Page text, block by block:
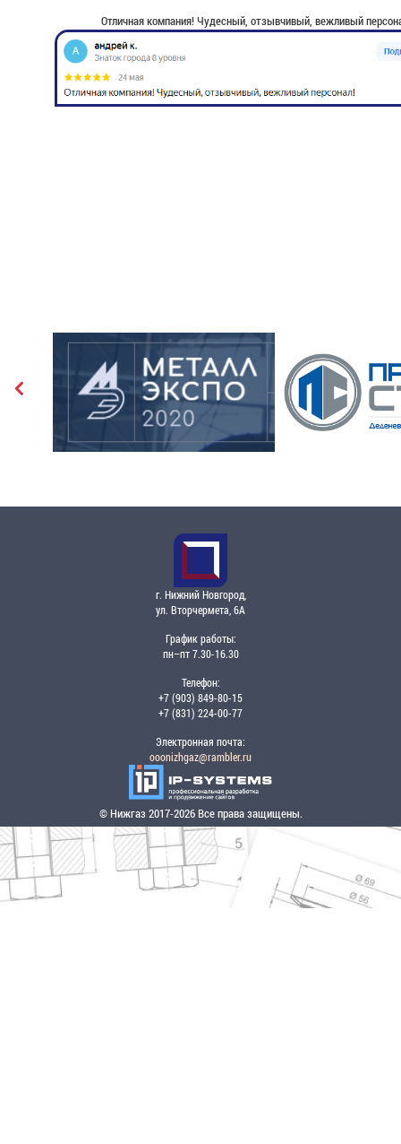
Отличная компания! Чудесный, отзывчивый, вежливый
г. Нижний Новгород,
ул. Вторчермета, 6А
График работы:
пн–пт 7.30-16.30
Телефон:
+7 (903) 849-80-15
+7 (831) 224-00-77
Электронная почта:
ooonizhgaz@rambler.ru
© Нижгаз 2017-2026 Все права защищены.